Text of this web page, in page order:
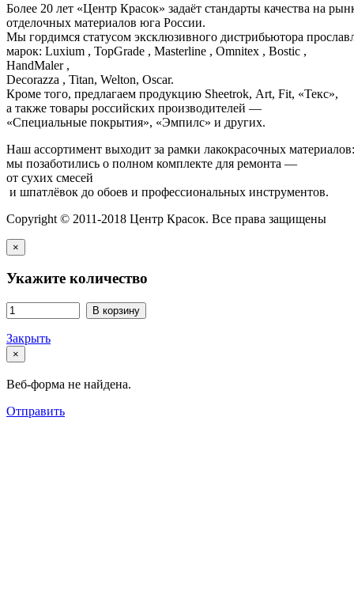
Более 20 лет «Центр Красок» задаёт стандарты качества на
отделочных материалов юга России.
Мы гордимся статусом эксклюзивного дистрибьютора
марок: Luxium , TopGrade , Masterline , Omnitex , Bostic ,
HandMaler ,
Decorazza , Titan, Welton, Oscar.
Кроме того, предлагаем продукцию Sheetrok, Art, Fit, «Текс»,
а также товары российских производителей —
«Специальные покрытия», «Эмпилс» и других.
Наш ассортимент выходит за рамки лакокрасочных
мы позаботились о полном комплекте для ремонта —
от сухих смесей
и шпатлёвок до обоев и профессиональных инструментов.
Copyright © 2011-2018 Центр Красок. Все права защищены
×
Укажите количество
В корзину
Закрыть
×
Веб-форма не найдена.
Отправить